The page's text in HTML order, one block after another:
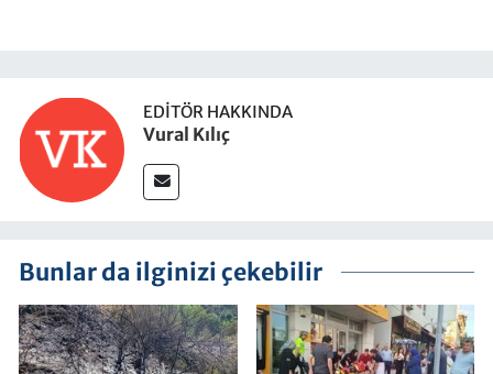
EDITÖR HAKKINDA
Vural Kılıç
Bunlar da ilginizi çekebilir